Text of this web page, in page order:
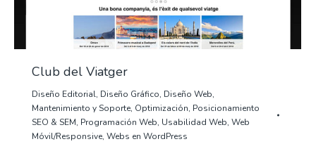
Club del Viatger
Diseño Editorial, Diseño Gráfico, Diseño Web,
Mantenimiento y Soporte, Optimización, Posicionamiento
SEO & SEM, Programación Web, Usabilidad Web, Web
Móvil/Responsive, Webs en WordPress